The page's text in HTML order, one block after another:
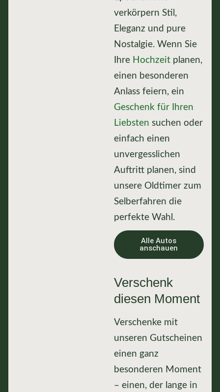
verkörpern Stil,
Eleganz und pure
Nostalgie. Wenn Sie
Ihre Hochzeitplanen,
einen besonderen
Anlass feiern, ein
Geschenk für Ihren
Liebsten suchen oder
einfach einen
unvergesslichen
Auftritt planen, sind
unsere Oldtimer zum
Selberfahren die
perfekte Wahl.
Alle Autos
anschauen
Verschenk
diesen Moment
Verschenke mit
unseren Gutscheinen
einen ganz
besonderen Moment
– einen, der lange in